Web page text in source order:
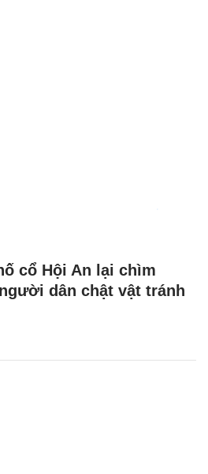
cổ Hội An lại chìm
dân chật vật tránh